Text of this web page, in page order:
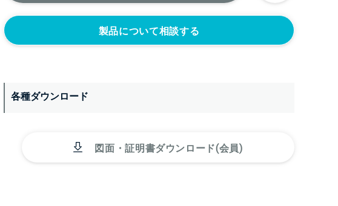
製品について相談する
各種ダウンロード
図面・証明書ダウンロード(会員)